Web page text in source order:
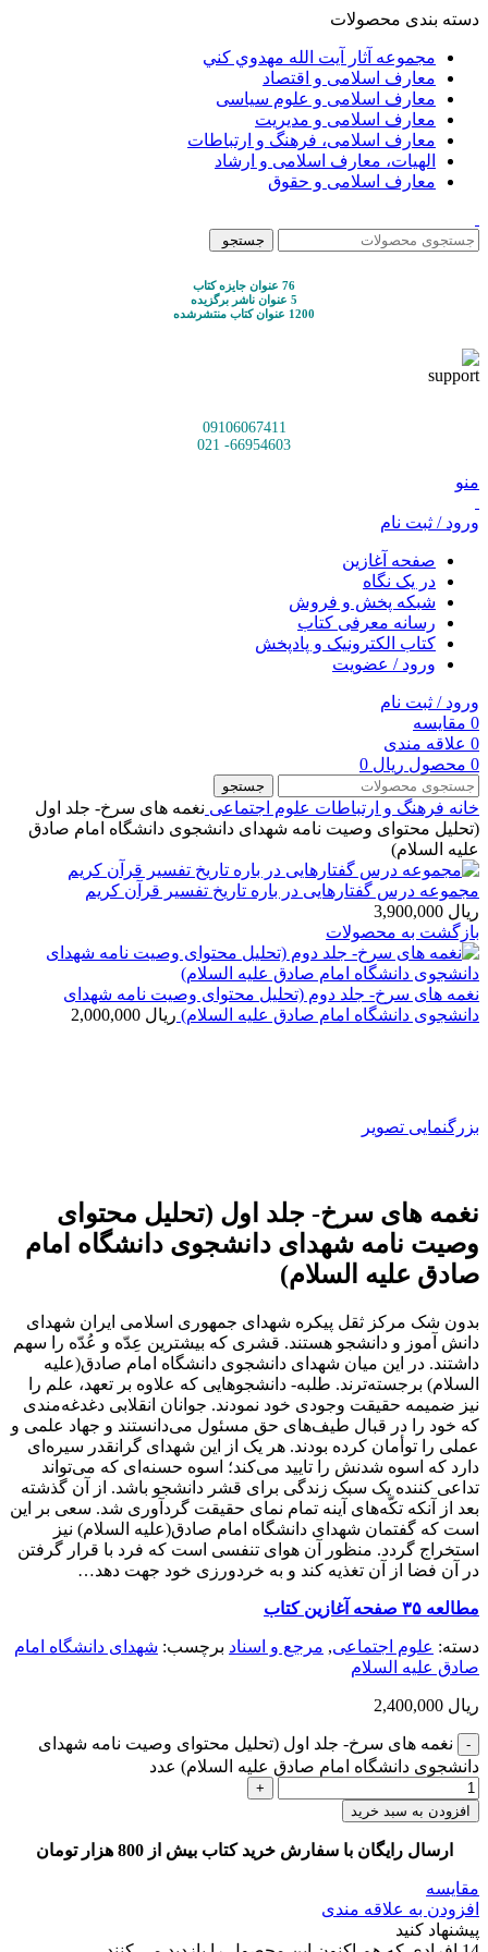
دسته بندی محصولات
مجموعه آثار آيت الله مهدوي كني
معارف اسلامی و اقتصاد
معارف اسلامی و علوم سیاسی
معارف اسلامی و مدیریت
معارف اسلامی، فرهنگ و ارتباطات
الهیات، معارف اسلامی و ارشاد
معارف اسلامی و حقوق
جستجو
76 عنوان جایزه کتاب
5 عنوان ناشر برگزیده
1200 عنوان کتاب منتشرشده
09106067411
66954603- 021
منو
ورود / ثبت نام
صفحه آغازین
در یک نگاه
شبکه پخش و فروش
رسانه معرفی کتاب
کتاب الکترونیک و پادپخش
ورود / عضویت
ورود / ثبت نام
0 مقایسه
0 علاقه مندی
0 محصول ریال
جستجو
خانه فرهنگ و ارتباطات علوم اجتماعی نغمه های سرخ- جلد اول
(تحلیل محتوای وصیت نامه شهدای دانشجوی دانشگاه امام صادق
علیه السلام)
مجموعه درس گفتارهایی در باره تاریخ تفسیر قرآن کریم
ریال
بازگشت به محصولات
نغمه های سرخ- جلد دوم (تحلیل محتوای وصیت نامه شهدای
دانشجوی دانشگاه امام صادق علیه السلام) ریال
بزرگنمایی تصویر
نغمه های سرخ- جلد اول (تحلیل محتوای
وصیت نامه شهدای دانشجوی دانشگاه امام
صادق علیه السلام)
بدون شک مرکز ثقل پیکره شهدای جمهوری اسلامی ایران شهدای
دانش آموز و دانشجو هستند. قشری که بیشترین عِدّه و عُدّه را سهم
داشتند. در این میان شهدای دانشجو‌ی دانشگاه امام صادق(علیه
السلام) برجسته‌ترند. طلبه- دانشجو‌هایی که علاوه بر تعهد، علم را
نیز ضمیمه حقیقت وجودی خود نمودند. جوانان انقلابی دغدغه‌مندی
که خود را در قبال طیف‌های حق مسئول می‌دانستند و جهاد علمی و
عملی را توأمان کرده بودند. هر یک از این شهدای گرانقدر سیره‌ای
دارد که اسوه شدنش را تایید می‌کند؛ اسوه حسنه‌ای که می‌تواند
تداعی کننده یک سبک زندگی برای قشر دانشجو باشد. از آن گذشته
بعد از آنکه تکّه‌های آینه تمام نمای حقیقت گردآوری شد. سعی بر این
است که گفتمان شهدای دانشگاه امام صادق(علیه السلام) نیز
استخراج گردد. منظور آن هوای تنفسی است که فرد با قرار گرفتن
در آن فضا از آن تغذیه کند و به خردورزی خود جهت دهد…
مطالعه ۳۵ صفحه آغازین کتاب
دسته: علوم اجتماعی, مرجع و اسناد برچسب: شهدای دانشگاه امام
صادق علیه السلام
ریال
نغمه های سرخ- جلد اول (تحلیل محتوای وصیت نامه شهدای
دانشجوی دانشگاه امام صادق علیه السلام) عدد
افزودن به سبد خرید
ارسال رایگان با سفارش خرید کتاب بیش از 800 هزار تومان
مقایسه
افزودن به علاقه مندی
پیشنهاد کنید